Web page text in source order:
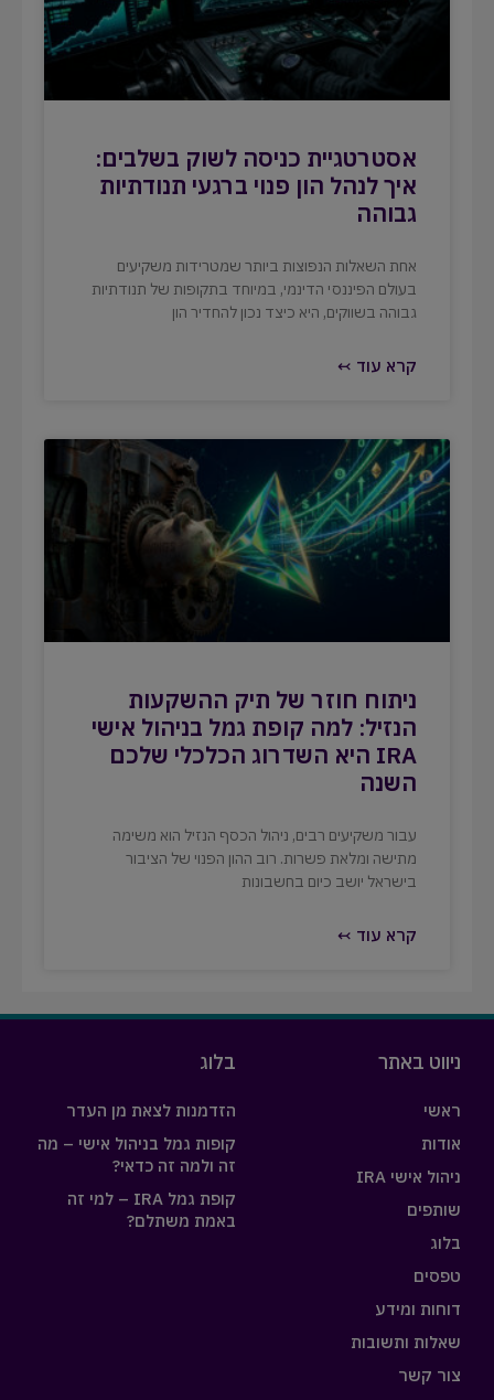
אסטרטגיית כניסה לשוק בשלבים:
איך לנהל הון פנוי ברגעי תנודתיות
גבוהה
אחת השאלות הנפוצות ביותר שמטרידות משקיעים
בעולם הפיננסי הדינמי, במיוחד בתקופות של תנודתיות
גבוהה בשווקים, היא כיצד נכון להחדיר הון
קרא עוד ↢
ניתוח חוזר של תיק ההשקעות
הנזיל: למה קופת גמל בניהול אישי
IRA היא השדרוג הכלכלי שלכם
השנה
עבור משקיעים רבים, ניהול הכסף הנזיל הוא משימה
מתישה ומלאת פשרות. רוב ההון הפנוי של הציבור
בישראל יושב כיום בחשבונות
קרא עוד ↢
ניווט באתר
ראשי
אודות
ניהול אישי IRA
שותפים
בלוג
טפסים
דוחות ומידע
שאלות ותשובות
צור קשר
בלוג
הזדמנות לצאת מן העדר
קופות גמל בניהול אישי – מה
זה ולמה זה כדאי?
קופת גמל IRA – למי זה
באמת משתלם?